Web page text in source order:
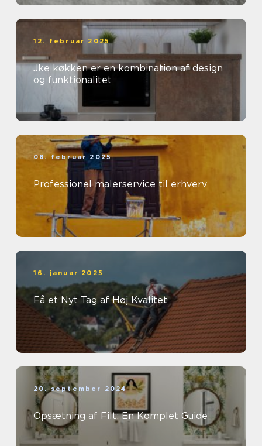
12. februar 2025
Jke køkken er en kombination af design
og funktionalitet
08. februar 2025
Professionel malerservice til erhverv
16. januar 2025
Få et Nyt Tag af Høj Kvalitet
20. september 2024
Opsætning af Filt: En Komplet Guide